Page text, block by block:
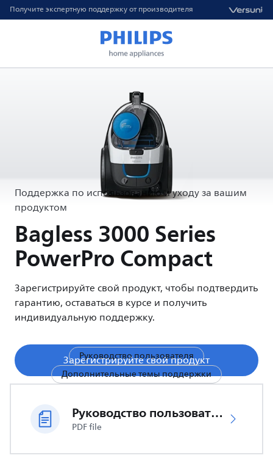
Получите экспертную поддержку от производителя
Поддержка по использованию и уходу за вашим
продуктом
Bagless 3000 Series
PowerPro Compact
Зарегистрируйте свой продукт, чтобы подтвердить
гарантию, оставаться в курсе и получить
индивидуальную поддержку.
Зарегистрируйте свой продукт
Руководство пользователя
Дополнительные темы поддержки
Руководство пользователя
PDF file